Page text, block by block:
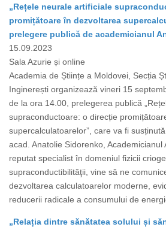
„Rețele neurale artificiale
promițătoare în dezvoltarea
prelegere publică de academicianul
15.09.2023
Sala Azurie și online
Academia de Științe a Moldovei, Secția
Inginerești organizează vineri 15
de la ora 14.00, prelegerea publică
supraconductoare: o direcție
supercalculatoarelor”, care va fi
acad. Anatolie Sidorenko, Academicianul
reputat specialist în domeniul fizicii
supraconductibilităţii, vine să ne
dezvoltarea calculatoarelor moderne,
reducerii radicale a consumului de
„Relația dintre sănătatea solului și